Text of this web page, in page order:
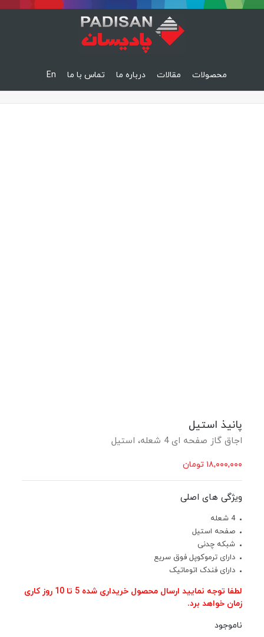
محصولات مقالات درباره ما تماس با ما En
پانیذ استیل
اجاق گاز صفحه ای 4 شعله، استیل
۱۸,۰۰۰,۰۰۰ تومان
ویژگی های اصلی
4 شعله
صفحه استیل
شبکه چدنی
دارای ترموکوپل فوق سریع
دارای فندک اتوماتیک
لطفا توجه نمایید ارسال محصول خریداری شده 5 تا 10 روز کاری
زمان خواهد برد.
ناموجود